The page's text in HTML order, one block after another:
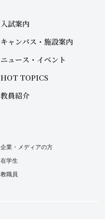
入試案内
キャンパス・施設案内
ニュース・イベント
HOT TOPICS
教員紹介
企業・メディアの方
在学生
教職員